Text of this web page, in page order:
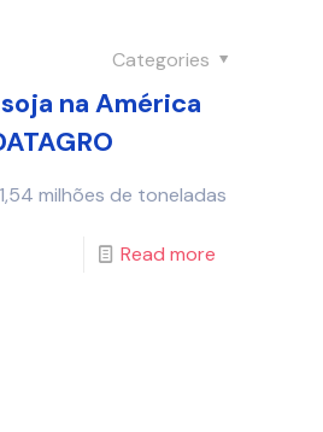
Categories
na América
milhões de toneladas
Read more